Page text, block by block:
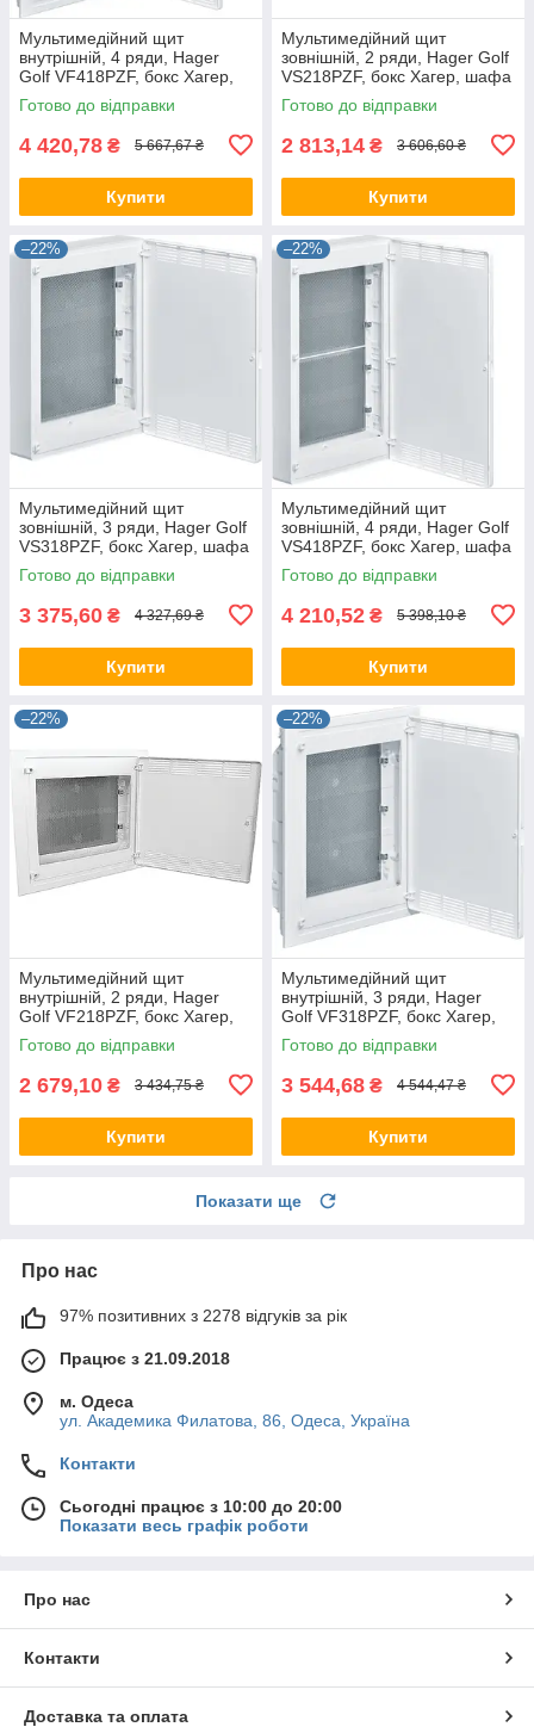
Мультимедійний щит
внутрішній, 4 ряди, Hager
Golf VF418PZF, бокс Хагер,
шафа розподільна
мультимедія
Готово до відправки
4 420,78 ₴ 5 667,67 ₴
Купити
Мультимедійний щит
зовнішній, 2 ряди, Hager Golf
VS218PZF, бокс Хагер, шафа
розподільна мультимедія
Готово до відправки
2 813,14 ₴ 3 606,60 ₴
Купити
–22%
Мультимедійний щит
зовнішній, 3 ряди, Hager Golf
VS318PZF, бокс Хагер, шафа
розподільна мультимедія
Готово до відправки
3 375,60 ₴ 4 327,69 ₴
Купити
–22%
Мультимедійний щит
зовнішній, 4 ряди, Hager Golf
VS418PZF, бокс Хагер, шафа
розподільна мультимедія
Готово до відправки
4 210,52 ₴ 5 398,10 ₴
Купити
–22%
Мультимедійний щит
внутрішній, 2 ряди, Hager
Golf VF218PZF, бокс Хагер,
шафа мультимедія (Smart
Rozetka)
Готово до відправки
2 679,10 ₴ 3 434,75 ₴
Купити
–22%
Мультимедійний щит
внутрішній, 3 ряди, Hager
Golf VF318PZF, бокс Хагер,
шафа мультимедія (Smart
Rozetka)
Готово до відправки
3 544,68 ₴ 4 544,47 ₴
Купити
Показати ще
Про нас
97% позитивних з 2278 відгуків за рік
Працює з 21.09.2018
м. Одеса
ул. Академика Филатова, 86, Одеса, Україна
Контакти
Сьогодні працює з 10:00 до 20:00
Показати весь графік роботи
Про нас
Контакти
Доставка та оплата